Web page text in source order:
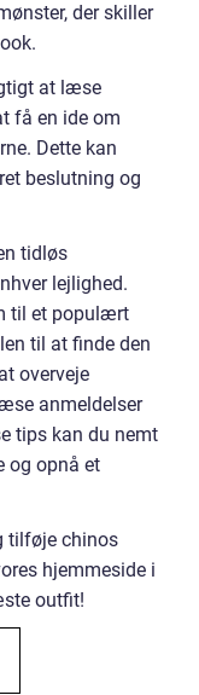
der skiller
at læse
få en ide om
Dette kan
beslutning og
tidløs
lejlighed.
til et populært
til at finde den
overveje
anmeldelser
tips kan du nemt
og opnå et
tilføje chinos
hjemmeside i
outfit!